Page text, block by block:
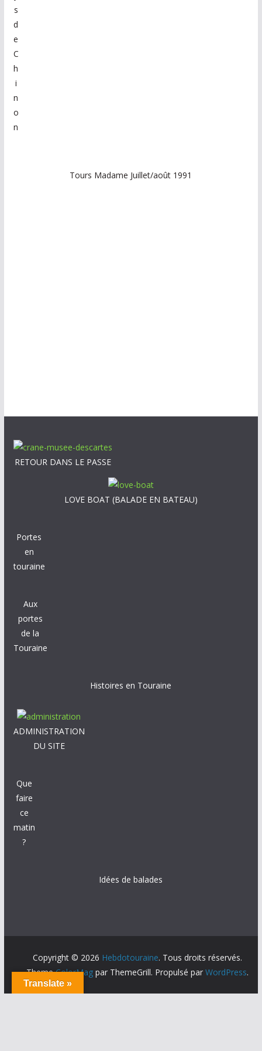
s
d
e
C
h
i
n
o
n
Tours Madame Juillet/août 1991
RETOUR DANS LE PASSE
LOVE BOAT (BALADE EN BATEAU)
Portes
en
touraine
Aux
portes
de la
Touraine
Histoires en Touraine
ADMINISTRATION
DU SITE
Que
faire
ce
matin
?
Idées de balades
Copyright © 2026 Hebdotouraine. Tous droits réservés.
ThemeColorMag par ThemeGrill. Propulsé parWordPress.
Translate »